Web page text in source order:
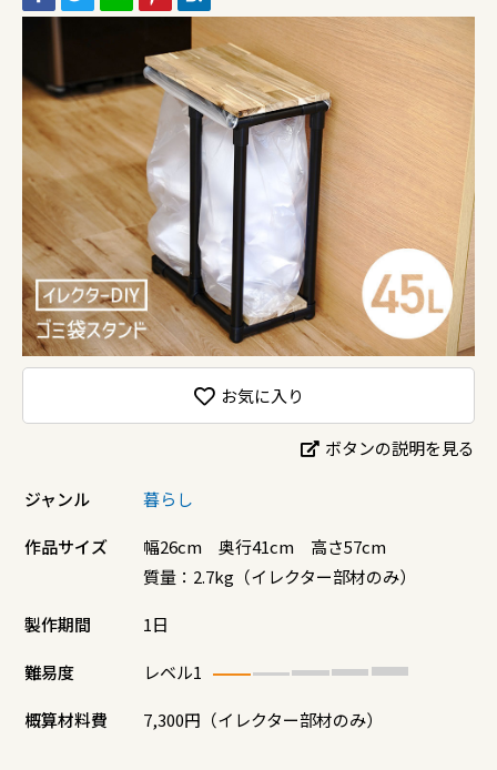
お気に入り
ボタンの説明を見る
ジャンル 暮らし
作品サイズ
幅26cm 奥行41cm 高さ57cm
質量：2.7kg（イレクター部材のみ）
製作期間 1日
難易度 レベル1
概算材料費 7,300円（イレクター部材のみ）